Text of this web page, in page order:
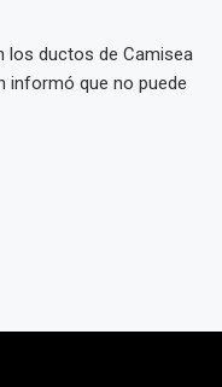
los ductos de Camisea
informó que no puede